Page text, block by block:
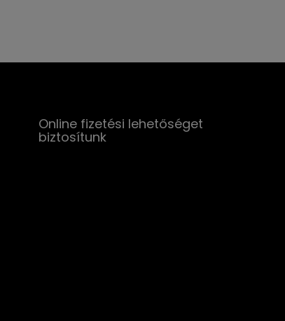
Online fizetési lehetőséget
biztosítunk